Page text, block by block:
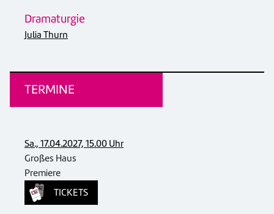
Dramaturgie
Julia Thurn
TERMINE
Sa., 17.04.2027, 15.00 Uhr
Großes Haus
Premiere
TICKETS